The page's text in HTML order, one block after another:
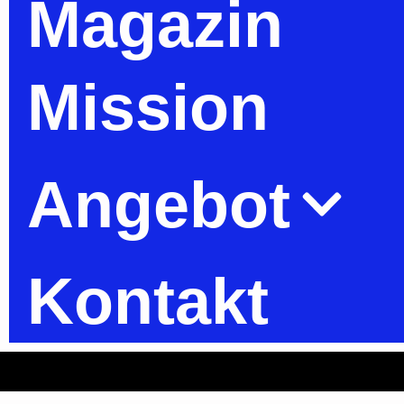
Magazin
Mission
Angebot
Kontakt